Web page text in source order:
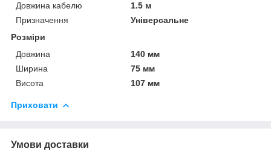
Довжина кабелю
1.5 м
Призначення
Універсальне
Розміри
Довжина
140 мм
Ширина
75 мм
Висота
107 мм
Приховати
Умови доставки